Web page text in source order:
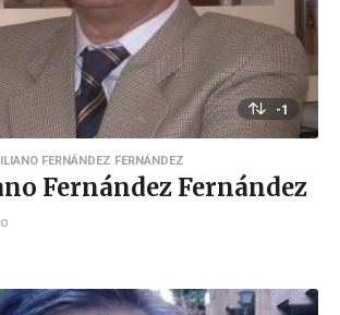
-1
FERNÁNDEZ FERNÁNDEZ
Fernández Fernández